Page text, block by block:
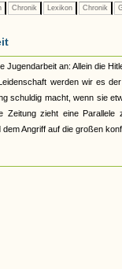
Chronik Lexikon Chronik
an: Allein die
werden wir es
schuldig macht, wenn sie
Zeitung zieht eine
Angriff auf die großen